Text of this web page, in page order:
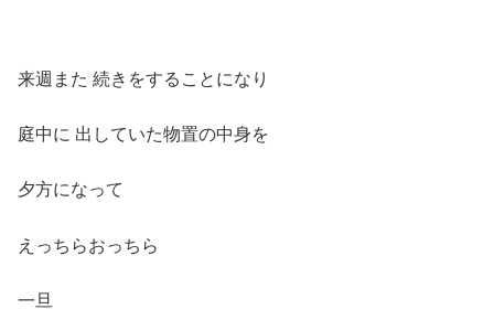
来週また 続きをすることになり
庭中に 出していた物置の中身を
夕方になって
えっちらおっちら
一旦